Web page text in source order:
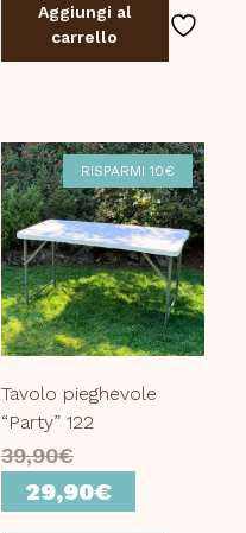
Aggiungi al
carrello
RISPARMI 10€
Tavolo pieghevole
“Party” 122
39,90€Il
prezzo
originale
29,90€
prezzo